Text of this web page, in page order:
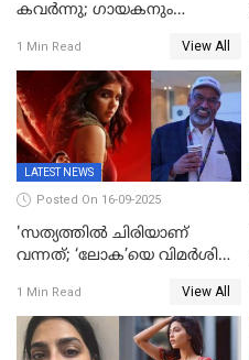
കവർന്നു; ഗായകനും
അന്തരിച്ചു
1 Min Read View All
LATEST NEWS
Posted On 16-09-2025
'സത്യത്തിൽ ചിരിയാണ്
വന്നത്; ‘ലോക’യെ വിമർശിച്ച്
1 Min Read View All